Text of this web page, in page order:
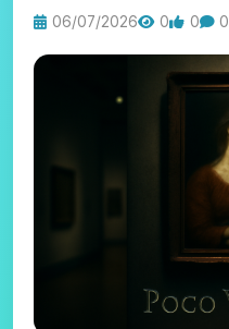
06/07/2026 0 0 0